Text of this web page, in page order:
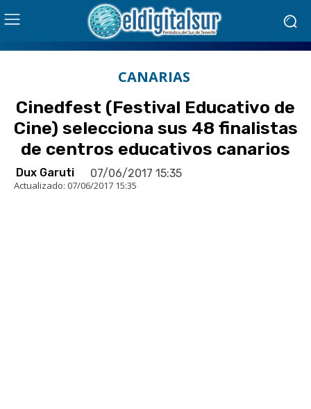
CANARIAS
Cinedfest (Festival Educativo de
Cine) selecciona sus 48 finalistas
de centros educativos canarios
Dux Garuti 07/06/2017 15:35
Actualizado: 07/06/2017 15:35